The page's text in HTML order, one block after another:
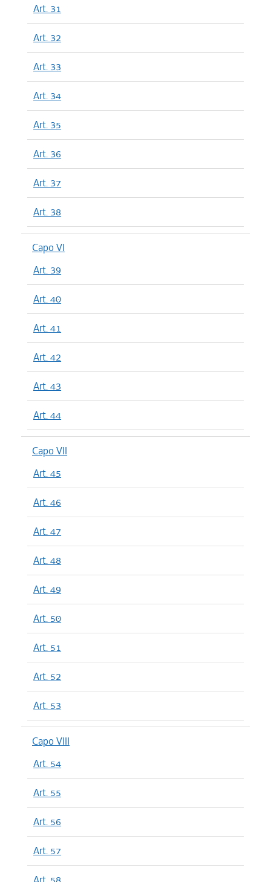
Art. 31
Art. 32
Art. 33
Art. 34
Art. 35
Art. 36
Art. 37
Art. 38
Capo VI
Art. 39
Art. 40
Art. 41
Art. 42
Art. 43
Art. 44
Capo VII
Art. 45
Art. 46
Art. 47
Art. 48
Art. 49
Art. 50
Art. 51
Art. 52
Art. 53
Capo VIII
Art. 54
Art. 55
Art. 56
Art. 57